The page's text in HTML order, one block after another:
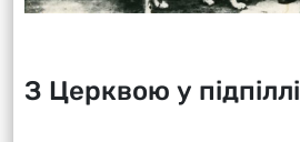
З Церквою у підпіллі